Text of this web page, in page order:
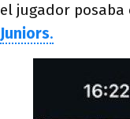
el jugador
Juniors.